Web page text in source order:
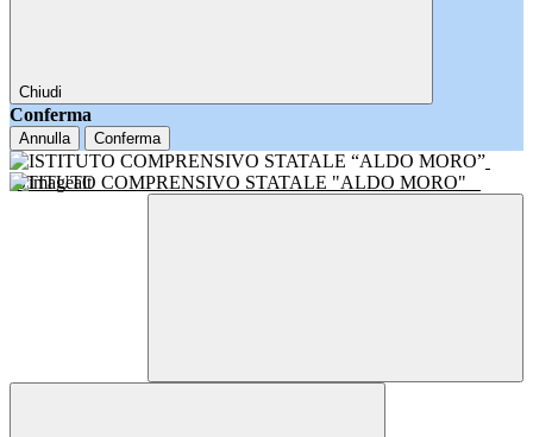
Chiudi
Conferma
Annulla Conferma
ISTITUTO COMPRENSIVO STATALE "ALDO MORO"